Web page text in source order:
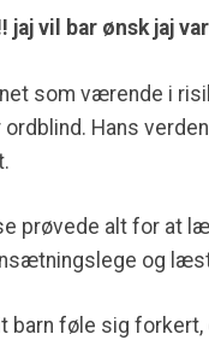
vil bar ønsk jaj
som værende i
Hans
prøvede alt for at
og
føle sig